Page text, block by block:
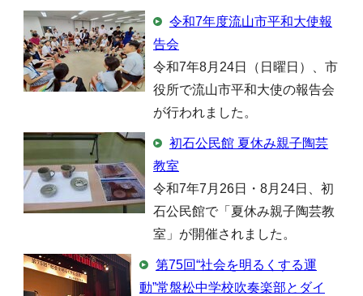
令和7年度流山市平和大使報
告会
令和7年8月24日（日曜日）、市
役所で流山市平和大使の報告会
が行われました。
初石公民館 夏休み親子陶芸
教室
令和7年7月26日・8月24日、初
石公民館で「夏休み親子陶芸教
室」が開催されました。
第75回“社会を明るくする運
動”常盤松中学校吹奏楽部とダイ